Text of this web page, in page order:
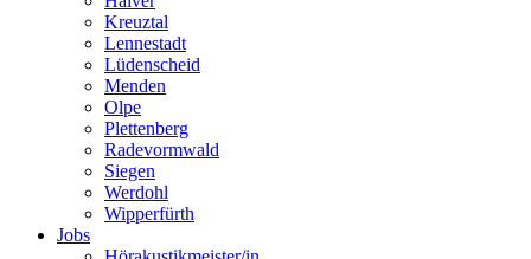
Kreuztal
Lennestadt
Lüdenscheid
Menden
Olpe
Plettenberg
Radevormwald
Siegen
Werdohl
Wipperfürth
Jobs